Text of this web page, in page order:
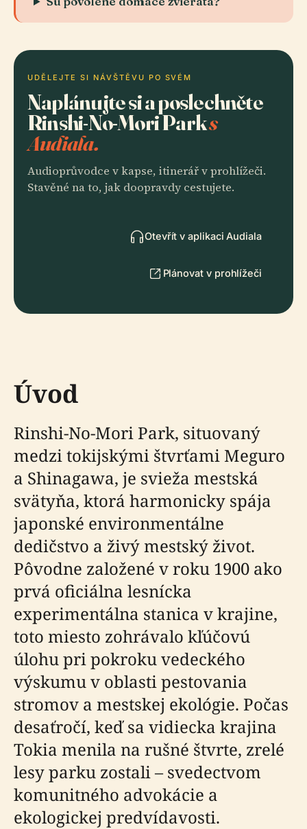
UDĚLEJTE SI NÁVŠTĚVU PO SVÉM
Naplánujte si a poslechněte
Rinshi-No-Mori Parks
Audiala.
Audioprůvodce v kapse, itinerář v prohlížeči.
Stavěné na to, jak doopravdy cestujete.
Otevřít v aplikaci Audiala
Plánovat v prohlížeči
Úvod
Rinshi-No-Mori Park, situovaný
medzi tokijskými štvrťami Meguro
a Shinagawa, je svieža mestská
svätyňa, ktorá harmonicky spája
japonské environmentálne
dedičstvo a živý mestský život.
Pôvodne založené v roku 1900 ako
prvá oficiálna lesnícka
experimentálna stanica v krajine,
toto miesto zohrávalo kľúčovú
úlohu pri pokroku vedeckého
výskumu v oblasti pestovania
stromov a mestskej ekológie. Počas
desaťročí, keď sa vidiecka krajina
Tokia menila na rušné štvrte, zrelé
lesy parku zostali – svedectvom
komunitného advokácie a
ekologickej predvídavosti.